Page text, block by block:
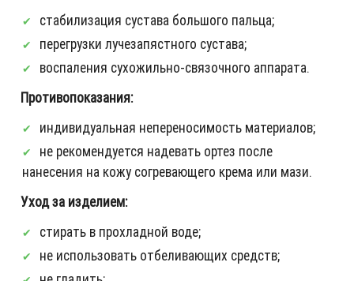
стабилизация сустава большого пальца;
перегрузки лучезапястного сустава;
воспаления сухожильно-связочного аппарата.
Противопоказания:
индивидуальная непереносимость материалов;
не рекомендуется надевать ортез после
нанесения на кожу согревающего крема или мази.
Уход за изделием:
стирать в прохладной воде;
не использовать отбеливающих средств;